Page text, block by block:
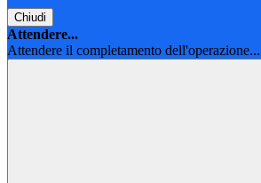
Chiudi
Attendere...
Attendere il completamento dell'operazione...